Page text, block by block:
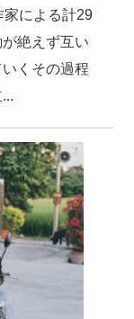
家による計29
絶えず互い
くその過程